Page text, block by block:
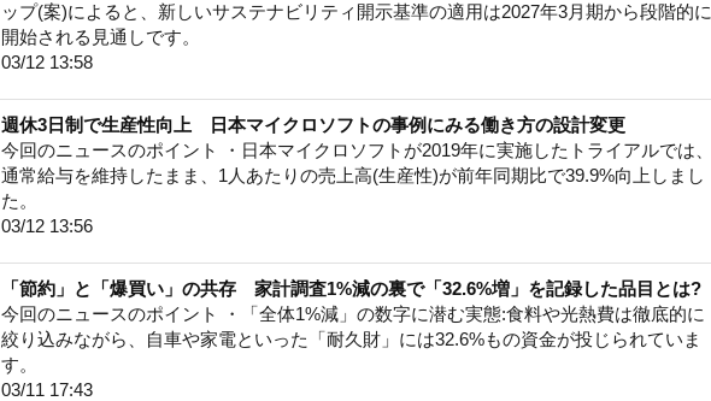
ップ(案)によると、新しいサステナビリティ開示基準の適用は2027年3月期から段階的に
開始される見通しです。
03/12 13:58
週休3日制で生産性向上 日本マイクロソフトの事例にみる働き方の設計変更
今回のニュースのポイント ・日本マイクロソフトが2019年に実施したトライアルでは、
通常給与を維持したまま、1人あたりの売上高(生産性)が前年同期比で39.9%向上しまし
た。
03/12 13:56
「節約」と「爆買い」の共存 家計調査1%減の裏で「32.6%増」を記録した品目とは?
今回のニュースのポイント ・「全体1%減」の数字に潜む実態:食料や光熱費は徹底的に
絞り込みながら、自車や家電といった「耐久財」には32.6%もの資金が投じられていま
す。
03/11 17:43